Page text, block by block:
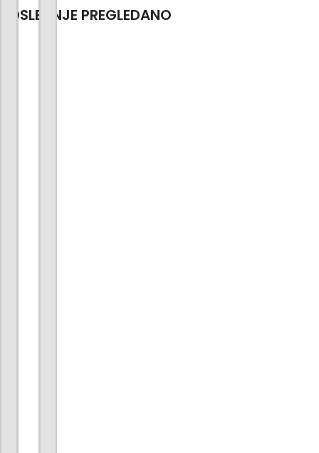
POSLEDNJE PREGLEDANO